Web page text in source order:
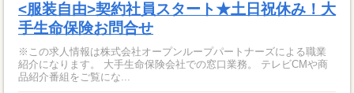
<服装自由>契約社員スタート★土日祝休み！大
手生命保険お問合せ
※この求人情報は株式会社オープンループパートナーズによる職業
紹介になります。 大手生命保険会社での窓口業務。 テレビCMや商
品紹介番組をご覧にな...